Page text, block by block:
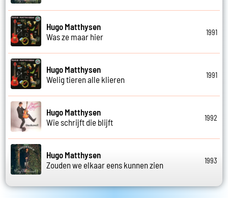
Hugo Matthysen
Was ze maar hier
1991
Hugo Matthysen
Welig tieren alle klieren
1991
Hugo Matthysen
Wie schrijft die blijft
1992
Hugo Matthysen
Zouden we elkaar eens kunnen zien
1993